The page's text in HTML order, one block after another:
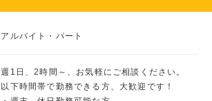
アルバイト・パート
週1日、2時間～、お気軽にご相談ください。
以下時間帯で勤務できる方、大歓迎です！